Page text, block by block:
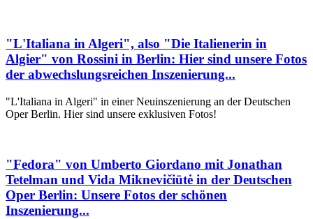
"L'Italiana in Algeri", also "Die Italienerin in
Algier" von Rossini in Berlin: Hier sind unsere Fotos
der abwechslungsreichen Inszenierung...
"L'Italiana in Algeri" in einer Neuinszenierung an der Deutschen
Oper Berlin. Hier sind unsere exklusiven Fotos!
"Fedora" von Umberto Giordano mit Jonathan
Tetelman und Vida Miknevičiūtė in der Deutschen
Oper Berlin: Unsere Fotos der schönen
Inszenierung...